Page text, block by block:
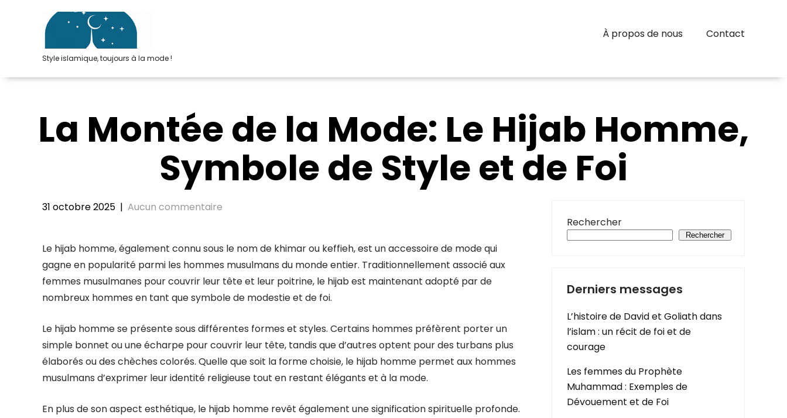
Style islamique, toujours à la mode !
À propos de nous Contact
La Montée de la Mode: Le Hijab Homme,
Symbole de Style et de Foi
31 octobre 2025 | Aucun commentaire
Le hijab homme, également connu sous le nom de khimar ou keffieh, est un accessoire de mode qui
gagne en popularité parmi les hommes musulmans du monde entier. Traditionnellement associé aux
femmes musulmanes pour couvrir leur tête et leur poitrine, le hijab est maintenant adopté par de
nombreux hommes en tant que symbole de modestie et de foi.
Le hijab homme se présente sous différentes formes et styles. Certains hommes préfèrent porter un
simple bonnet ou une écharpe pour couvrir leur tête, tandis que d’autres optent pour des turbans plus
élaborés ou des chèches colorés. Quelle que soit la forme choisie, le hijab homme permet aux hommes
musulmans d’exprimer leur identité religieuse tout en restant élégants et à la mode.
En plus de son aspect esthétique, le hijab homme revêt également une signification spirituelle profonde.
Rechercher
Rechercher
Derniers messages
L’histoire de David et Goliath dans
l’islam : un récit de foi et de
courage
Les femmes du Prophète
Muhammad : Exemples de
Dévouement et de Foi